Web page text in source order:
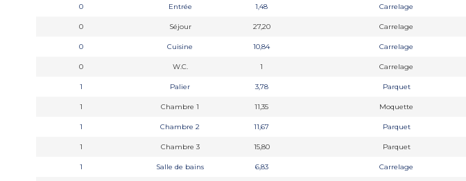
0 Entrée 1,48 Carrelage
0 Séjour 27,20 Carrelage
0 Cuisine 10,84 Carrelage
0 W.C. 1 Carrelage
1 Palier 3,78 Parquet
1 Chambre 1 11,35 Moquette
1 Chambre 2 11,67 Parquet
1 Chambre 3 15,80 Parquet
1 Salle de bains 6,83 Carrelage